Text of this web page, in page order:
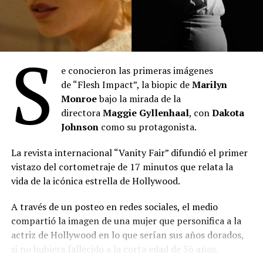
“Toy Story 5”: Se posicionó en el primer lugar del
mes con 2.027.345 espectadores durante julio. La
película de Disney-Pixar acumula 3.613.307
entradas desde su estreno el 18 de junio,
va del año. Lideró el ranking semanal todo el mes
hasta el estreno de “Spider-Man: Un nuevo día”. Es
la película más taquillera de 2026.
“Minions & Monstruos” : Se ubicó en el segundo
puesto con 989.908 entradas vendidas durante sus
primeras semanas en cartel tras estrenarse el 2 de
julio. Quedó lejos de la marca de sus predecesoras
S
e conocieron las primeras imágenes
de “Flesh Impact”, la biopic deMarilyn
Monroebajo la mirada de la
directoraMaggie Gyllenhaal, conDakota
Johnson como su protagonista.
La revista internacional “Vanity Fair” difundió el primer
vistazo del cortometraje de 17 minutos que relata la
vida de la icónica estrella de Hollywood.
A través de un posteo en redes sociales, el medio
compartió la imagen de una mujer que personifica a la
actriz de Hollywood en lo que serían sus años dorados,
si no hubiera fallecido a la corta edad de 36 años.